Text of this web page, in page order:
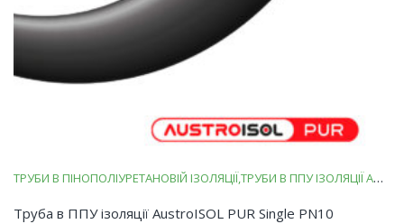
ТРУБИ В ПІНОПОЛІУРЕТАНОВІЙ ІЗОЛЯЦІЇТРУБИ В ППУ ІЗОЛЯЦІЇ AUSTROISOL PUR
Труба в ППУ ізоляції AustroISOL PUR Single PN10